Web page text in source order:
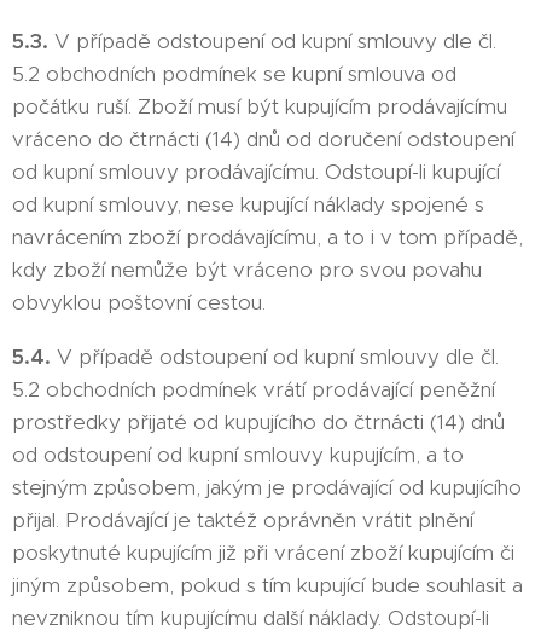
5.3. V případě odstoupení od kupní smlouvy dle čl.
5.2 obchodních podmínek se kupní smlouva od
počátku ruší. Zboží musí být kupujícím prodávajícímu
vráceno do čtrnácti (14) dnů od doručení odstoupení
od kupní smlouvy prodávajícímu. Odstoupí-li kupující
od kupní smlouvy, nese kupující náklady spojené s
navrácením zboží prodávajícímu, a to i v tom případě,
kdy zboží nemůže být vráceno pro svou povahu
obvyklou poštovní cestou.
5.4. V případě odstoupení od kupní smlouvy dle čl.
5.2 obchodních podmínek vrátí prodávající peněžní
prostředky přijaté od kupujícího do čtrnácti (14) dnů
od odstoupení od kupní smlouvy kupujícím, a to
stejným způsobem, jakým je prodávající od kupujícího
přijal. Prodávající je taktéž oprávněn vrátit plnění
poskytnuté kupujícím již při vrácení zboží kupujícím či
jiným způsobem, pokud s tím kupující bude souhlasit a
nevzniknou tím kupujícímu další náklady. Odstoupí-li